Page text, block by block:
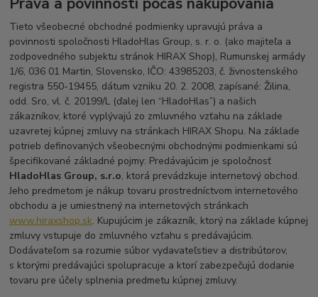
Tieto všeobecné obchodné podmienky upravujú práva a
povinnosti spoločnosti HladoHlas Group, s. r. o. (ako majiteľa a
zodpovedného subjektu stránok HIRAX Shop), Rumunskej armády
1/6, 036 01 Martin, Slovensko, IČO: 43985203, č. živnostenského
registra 550-19455, dátum vzniku 20. 2. 2008, zapísané: Žilina,
odd. Sro, vl. č. 20199/L (ďalej len “HladoHlas”) a našich
zákazníkov, ktoré vyplývajú zo zmluvného vzťahu na základe
uzavretej kúpnej zmluvy na stránkach HIRAX Shopu. Na základe
potrieb definovaných všeobecnými obchodnými podmienkami sú
špecifikované základné pojmy: Predávajúcim je spoločnosť
HladoHlas Group, s.r.o, ktorá prevádzkuje internetový obchod.
Jeho predmetom je nákup tovaru prostredníctvom internetového
obchodu a je umiestnený na internetových stránkach
www.hiraxshop.sk. Kupujúcim je zákazník, ktorý na základe kúpnej
zmluvy vstupuje do zmluvného vzťahu s predávajúcim.
Dodávateľom sa rozumie súbor vydavateľstiev a distribútorov,
s ktorými predávajúci spolupracuje a ktorí zabezpečujú dodanie
tovaru pre účely splnenia predmetu kúpnej zmluvy.